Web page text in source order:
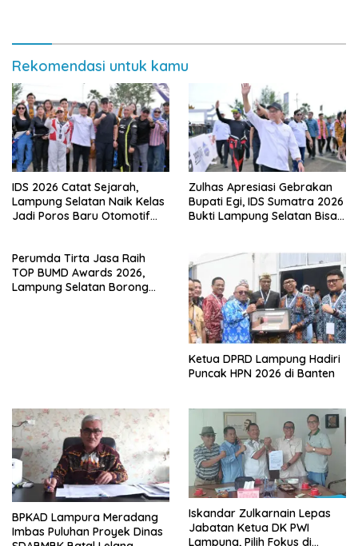
Rekomendasi untuk kamu
IDS 2026 Catat Sejarah,
Lampung Selatan Naik Kelas
Jadi Poros Baru Otomotif
Zulhas Apresiasi Gebrakan
Bupati Egi, IDS Sumatra 2026
Bukti Lampung Selatan Bisa
Perumda Tirta Jasa Raih
TOP BUMD Awards 2026,
Lampung Selatan Borong
Ketua DPRD Lampung Hadiri
Puncak HPN 2026 di Banten
BPKAD Lampura Meradang
Imbas Puluhan Proyek Dinas
Iskandar Zulkarnain Lepas
Jabatan Ketua DK PWI
Lampung, Pilih Fokus di